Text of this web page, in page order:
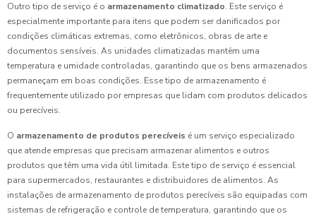
Outro tipo de serviço é o armazenamento climatizado. Este serviço é
especialmente importante para itens que podem ser danificados por
condições climáticas extremas, como eletrônicos, obras de arte e
documentos sensíveis. As unidades climatizadas mantêm uma
temperatura e umidade controladas, garantindo que os bens armazenados
permaneçam em boas condições. Esse tipo de armazenamento é
frequentemente utilizado por empresas que lidam com produtos delicados
ou perecíveis.
O armazenamento de produtos perecíveis é um serviço especializado
que atende empresas que precisam armazenar alimentos e outros
produtos que têm uma vida útil limitada. Este tipo de serviço é essencial
para supermercados, restaurantes e distribuidores de alimentos. As
instalações de armazenamento de produtos perecíveis são equipadas com
sistemas de refrigeração e controle de temperatura, garantindo que os